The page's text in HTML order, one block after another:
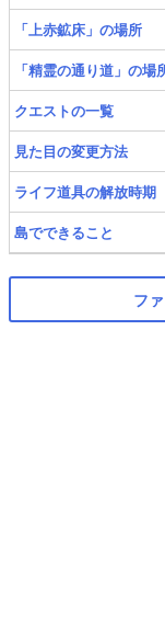
「上赤鉱床」の場所
「精霊の通り道」の場
クエストの一覧
見た目の変更方法
ライフ道具の解放時期
島でできること
フ